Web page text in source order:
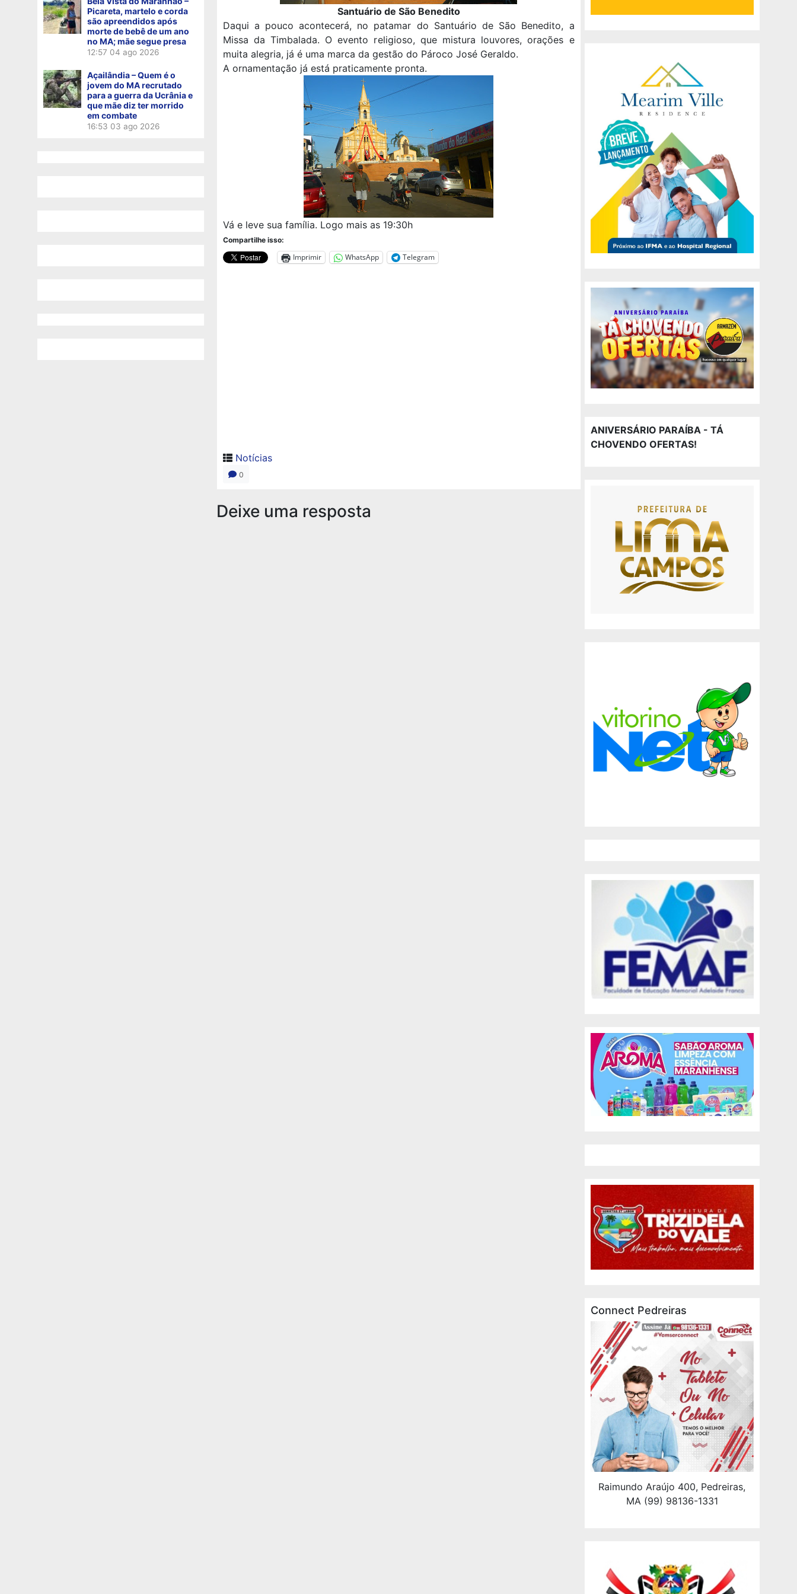
Picareta, martelo e corda
são apreendidos após
morte de bebê de um ano
no MA; mãe segue presa
12:57 04 ago 2026
Açailândia – Quem é o
jovem do MA recrutado
para a guerra da Ucrânia e
que mãe diz ter morrido
em combate
16:53 03 ago 2026
Santuário de São Benedito
Daqui a pouco acontecerá, no patamar do Santuário de São Benedito, a
Missa da Timbalada. O evento religioso, que mistura louvores, orações e
muita alegria, já é uma marca da gestão do Pároco José Geraldo.
A ornamentação já está praticamente pronta.
Vá e leve sua família. Logo mais as 19:30h
Compartilhe isso:
Imprimir WhatsApp Telegram
Notícias
0
Deixe uma resposta
ANIVERSÁRIO PARAÍBA - TÁ
CHOVENDO OFERTAS!
Connect Pedreiras
Raimundo Araújo 400, Pedreiras,
MA (99) 98136-1331